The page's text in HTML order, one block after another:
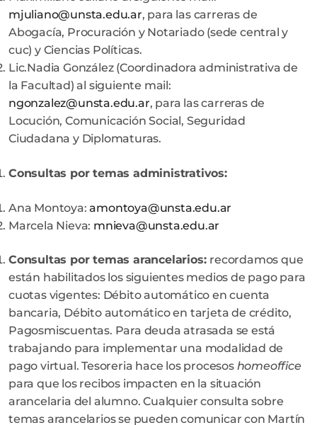
mjuliano@unsta.edu.ar, para las carreras de
Abogacía, Procuración y Notariado (sede central y
cuc) y Ciencias Políticas.
Lic.Nadia González (Coordinadora administrativa de
la Facultad) al siguiente mail:
ngonzalez@unsta.edu.ar, para las carreras de
Locución, Comunicación Social, Seguridad
Ciudadana y Diplomaturas.
Consultas por temas administrativos:
Ana Montoya:amontoya@unsta.edu.ar
Marcela Nieva: mnieva@unsta.edu.ar
Consultas por temas arancelarios: recordamos que
están habilitados los siguientes medios de pago para
cuotas vigentes: Débito automático en cuenta
bancaria, Débito automático en tarjeta de crédito,
Pagosmiscuentas. Para deuda atrasada se está
trabajando para implementar una modalidad de
pago virtual. Tesoreria hace los procesos homeoffice
para que los recibos impacten en la situación
arancelaria del alumno. Cualquier consulta sobre
temas arancelarios se pueden comunicar con Martín